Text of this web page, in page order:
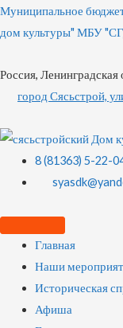
Муниципальное
дом культуры" МБУ
Россия, Ленинградская
город Сясьстрой,
8 (81363) 5-22-
Главная
Наши
Историческая
Афиша